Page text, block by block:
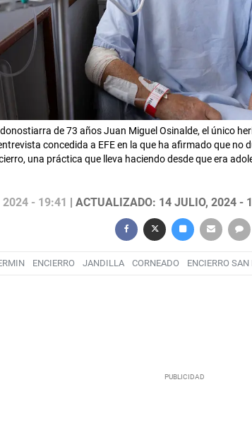
de 73 años Juan Miguel Osinalde, el único
concedida a EFE en la que ha afirmado que no
una práctica que lleva haciendo desde que era
2024 - 19:41 | ACTUALIZADO: 14 JULIO, 2024 -
ENCIERRO JANDILLA CORNEADO ENCIERRO